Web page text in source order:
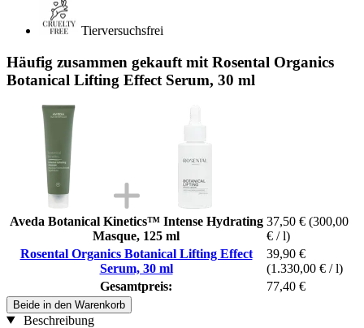
Tierversuchsfrei
Häufig zusammen gekauft mit Rosental Organics
Botanical Lifting Effect Serum, 30 ml
Aveda Botanical Kinetics™ Intense Hydrating
Masque, 125 ml
37,50 € (300,00
€ / l)
Rosental Organics Botanical Lifting Effect
Serum, 30 ml
39,90 €
(1.330,00 € / l)
Gesamtpreis:
77,40 €
Beide in den Warenkorb
Beschreibung